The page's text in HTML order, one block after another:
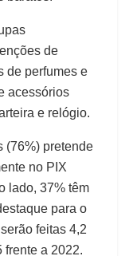
de
de perfumes e
acessórios
e relógio.
(76%) pretende
no PIX
lado, 37% têm
para o
feitas 4,2
frente a 2022.